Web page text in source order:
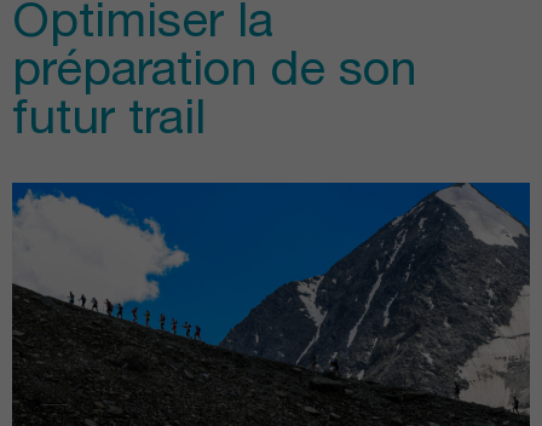
Optimiser la
préparation de son
futur trail